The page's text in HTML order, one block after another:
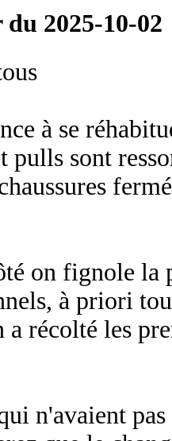
2025-10-02
à se
pulls sont
on fignole
à priori
a récolté les
n'avaient